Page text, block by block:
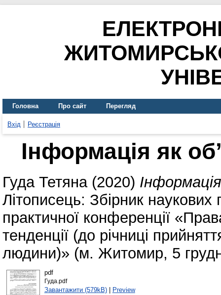
Головна Про сайт Перегляд
Вхід Реєстрація
Інформація як
Гуда Тетяна(2020)
Літописець: Збірник наукових
практичної конференції
тенденції (до річниці
людини)» (м. Житомир, 5
pdf
Гуда.pdf
Завантажити (579kB)| Preview